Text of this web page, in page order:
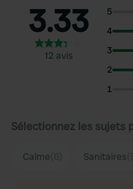
3.33
12 avis
5
4
3
2
1
Sélectionnez les sujets
Calme Sanitaires